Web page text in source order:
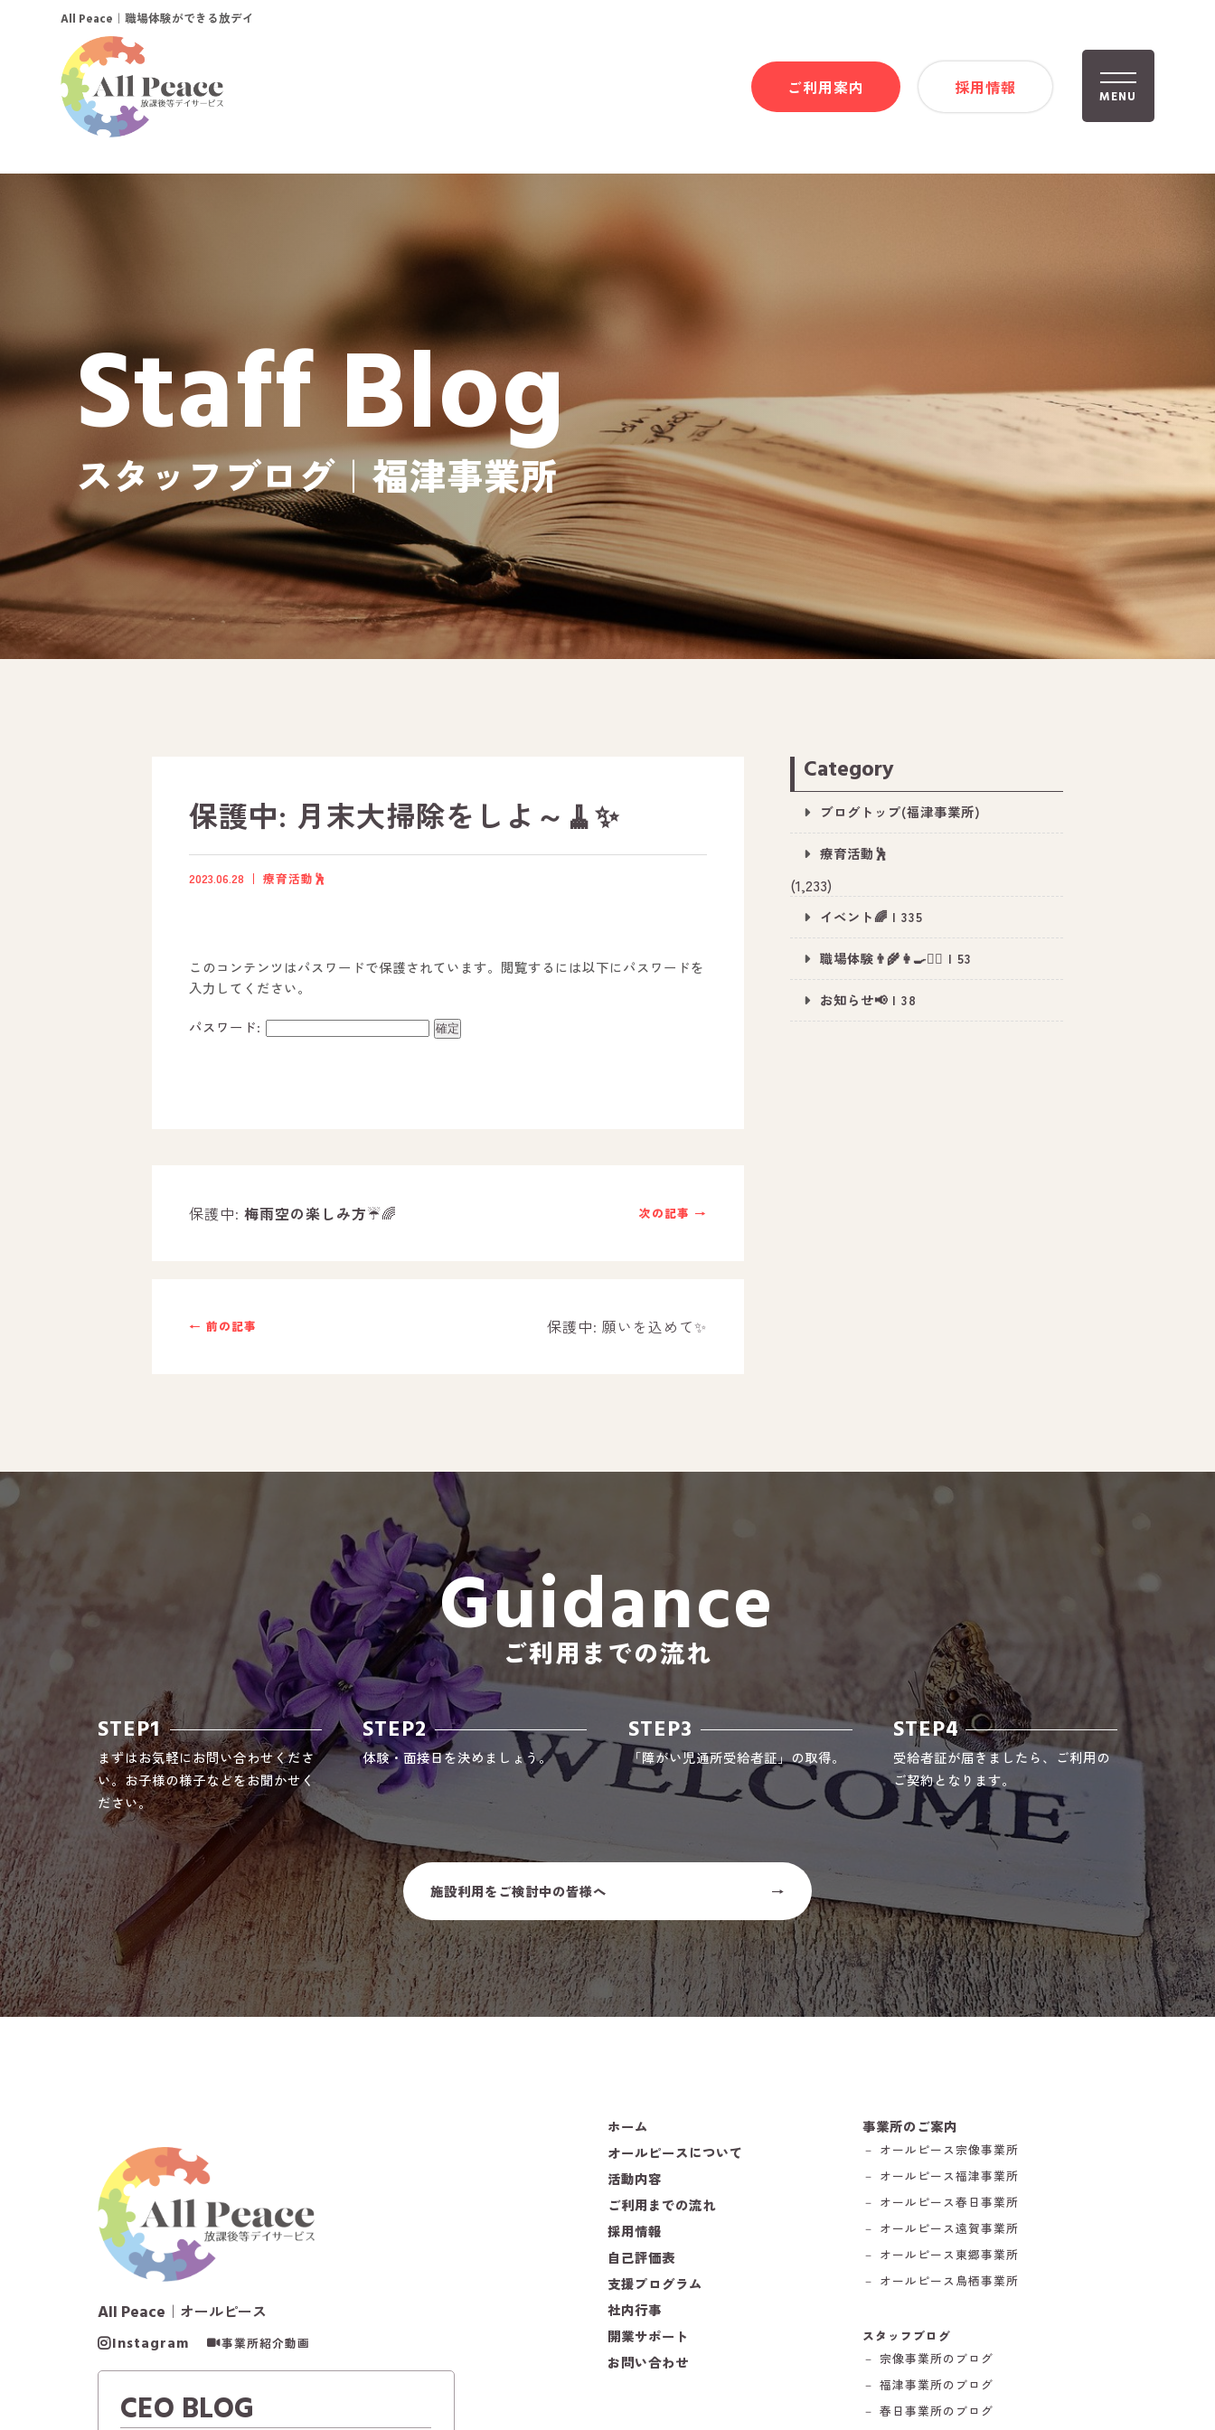
MENU
活動内容
社内行事
－ 春日事業所のブログ
－ 遠賀事業所のブログ
－ 東郷事業所のブログ
－ 鳥栖事業所のブログ
All Peace ｜職場体験ができる放デイ
ご利用案内 採用情報
Staff Blog
スタッフブログ｜福津事業所
保護中: 月末大掃除をしよ～🧹✨
2023.06.28 療育活動🕺
このコンテンツはパスワードで保護されています。閲覧するには以下にパスワードを
入力してください。
パスワード:
次の記事 →
保護中: 梅雨空の楽しみ方☔️🌈
← 前の記事 保護中: 願いを込めて✨
Category
ブログトップ(福津事業所)
療育活動🕺
(1,233)
イベント🌈 | 335
職場体験👨‍🌾👩‍🍳👮‍♂️ | 53
お知らせ📢 | 38
Guidance
ご利用までの流れ
STEP1
まずはお気軽にお問い合わせくださ
い。お子様の様子などをお聞かせく
ださい。
STEP2
体験・面接日を決めましょう。
STEP3
「障がい児通所受給者証」の取得。
STEP4
受給者証が届きましたら、ご利用の
ご契約となります。
施設利用をご検討中の皆様へ
All Peace ｜オールピース
Instagram 事業所紹介動画
CEO BLOG
ホーム
オールピースについて
活動内容
ご利用までの流れ
採用情報
自己評価表
支援プログラム
社内行事
開業サポート
お問い合わせ
事業所のご案内
－ オールピース宗像事業所
－ オールピース福津事業所
－ オールピース春日事業所
－ オールピース遠賀事業所
－ オールピース東郷事業所
－ オールピース鳥栖事業所
スタッフブログ
－ 宗像事業所のブログ
－ 福津事業所のブログ
－ 春日事業所のブログ